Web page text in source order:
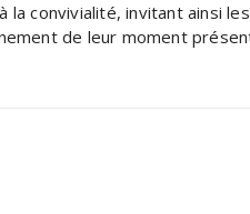
la convivialité, invitant ainsi
de leur moment